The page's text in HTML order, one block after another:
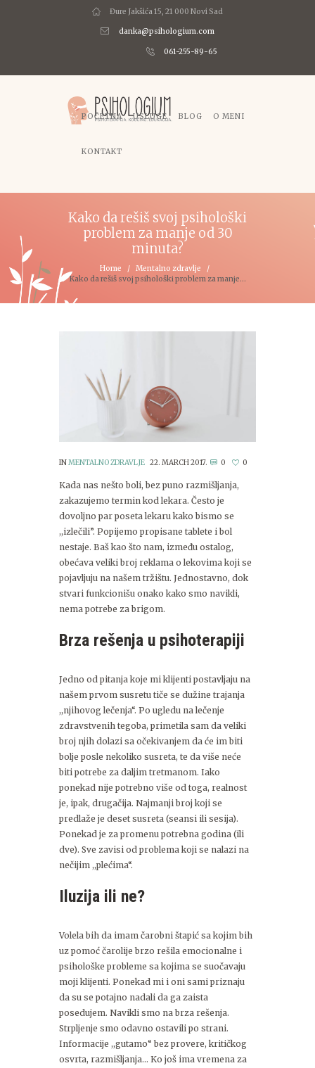
Đure Jakšića 15, 21 000 Novi Sad
danka@psihologium.com
061-255-89-65
POČETNA USLUGE BLOG O MENI
KONTAKT
Kako da rešiš svoj psihološki
problem za manje od 30
minuta?
Home
Mentalno zdravlje
Kako da rešiš svoj psihološki problem za manje...
INMENTALNO ZDRAVLJE 22. MARCH 2017. 0 0
Kada nas nešto boli, bez puno razmišljanja,
zakazujemo termin kod lekara. Često je
dovoljno par poseta lekaru kako bismo se
,,izlečili”. Popijemo propisane tablete i bol
nestaje. Baš kao što nam, između ostalog,
obećava veliki broj reklama o lekovima koji se
pojavljuju na našem tržištu. Jednostavno, dok
stvari funkcionišu onako kako smo navikli,
nema potrebe za brigom.
Brza rešenja u psihoterapiji
Jedno od pitanja koje mi klijenti postavljaju na
našem prvom susretu tiče se dužine trajanja
,,njihovog lečenja“. Po ugledu na lečenje
zdravstvenih tegoba, primetila sam da veliki
broj njih dolazi sa očekivanjem da će im biti
bolje posle nekoliko susreta, te da više neće
biti potrebe za daljim tretmanom. Iako
ponekad nije potrebno više od toga, realnost
je, ipak, drugačija. Najmanji broj koji se
predlaže je deset susreta (seansi ili sesija).
Ponekad je za promenu potrebna godina (ili
dve). Sve zavisi od problema koji se nalazi na
nečijim ,,plećima“.
Iluzija ili ne?
Volela bih da imam čarobni štapić sa kojim bih
uz pomoć čarolije brzo rešila emocionalne i
psihološke probleme sa kojima se suočavaju
moji klijenti. Ponekad mi i oni sami priznaju
da su se potajno nadali da ga zaista
posedujem. Navikli smo na brza rešenja.
Strpljenje smo odavno ostavili po strani.
Informacije ,,gutamo“ bez provere, kritičkog
osvrta, razmišljanja… Ko još ima vremena za